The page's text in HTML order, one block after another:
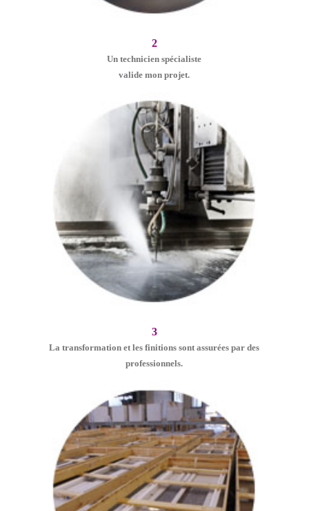
2
Un technicien spécialiste
valide mon projet.
3
La transformation et les finitions sont assurées par des
professionnels.